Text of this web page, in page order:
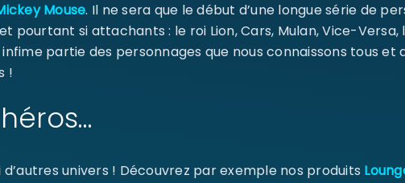
Mouse. Il ne sera que le début d’une longue série de
pourtant si attachants : le roi Lion, Cars, Mulan, Vice-Versa,
infime partie des personnages que nous connaissons tous
!
univers ! Découvrez par exemple nos produits